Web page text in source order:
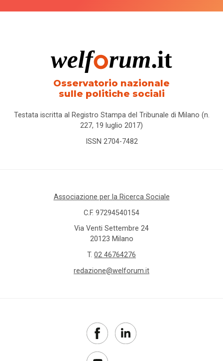
Osservatorio nazionale
sulle politiche sociali
Testata iscritta al Registro Stampa del Tribunale di Milano (n.
227, 19 luglio 2017)
ISSN 2704-7482
Associazione per la Ricerca Sociale
C.F. 97294540154
Via Venti Settembre 24
20123 Milano
T. 02 46764276
redazione@welforum.it